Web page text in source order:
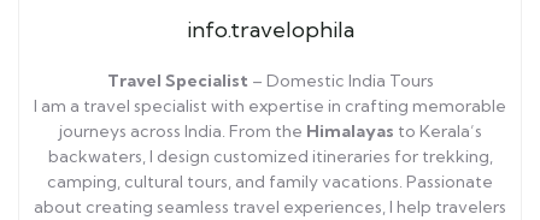
info.travelophila
Travel Specialist – Domestic India Tours
I am a travel specialist with expertise in crafting memorable
journeys across India. From the Himalayas to Kerala’s
backwaters, I design customized itineraries for trekking,
camping, cultural tours, and family vacations. Passionate
about creating seamless travel experiences, I help travelers